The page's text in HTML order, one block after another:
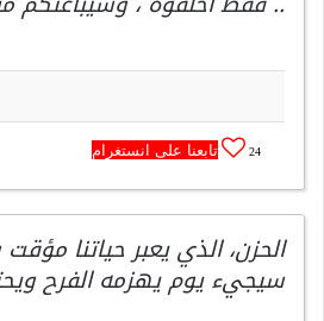
24 تابعنا على انستغرام
الحزن، الذي يعبر حياتنا
سيجيء يوم يهزمه الفرح